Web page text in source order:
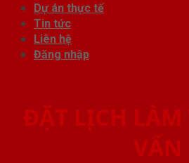
Dự án thực tế
Tin tức
Liên hệ
Đăng nhập
ĐẶT LỊCH LÀM
VẤN